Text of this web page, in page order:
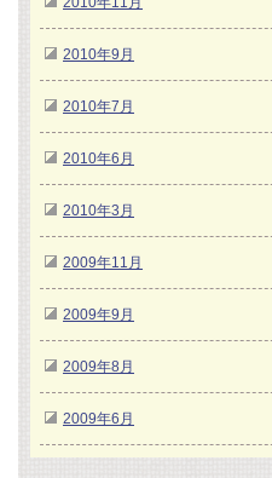
2010年9月
2010年7月
2010年6月
2010年3月
2009年11月
2009年9月
2009年8月
2009年6月